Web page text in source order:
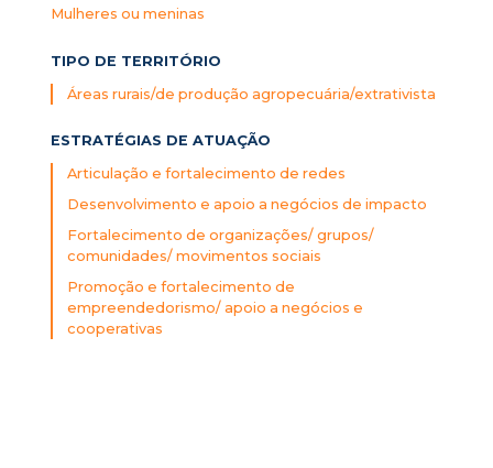
Mulheres ou meninas
TIPO DE TERRITÓRIO
Áreas rurais/de produção agropecuária/extrativista
ESTRATÉGIAS DE ATUAÇÃO
Articulação e fortalecimento de redes
Desenvolvimento e apoio a negócios de impacto
Fortalecimento de organizações/ grupos/
comunidades/ movimentos sociais
Promoção e fortalecimento de
empreendedorismo/ apoio a negócios e
cooperativas